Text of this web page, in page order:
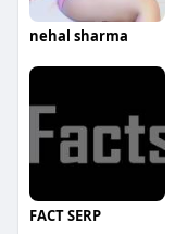
nehal sharma
FACT SERP